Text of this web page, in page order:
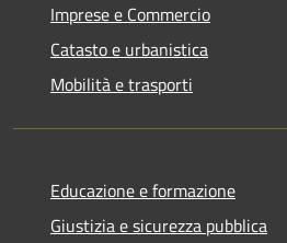
Imprese e Commercio
Catasto e urbanistica
Mobilità e trasporti
Educazione e formazione
Giustizia e sicurezza pubblica